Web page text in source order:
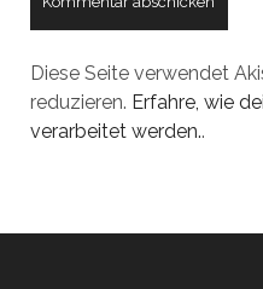
Diese Seite verwendet
reduzieren. Erfahre, wie
verarbeitet werden..